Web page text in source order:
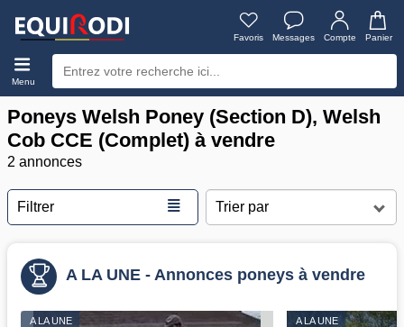
Favoris Messages Compte Panier
Menu
Poneys Welsh Poney (Section D), Welsh
Cob CCE (Complet) à vendre
2 annonces
Filtrer ≣
A LA UNE - Annonces poneys à vendre
A LA UNE A LA UNE